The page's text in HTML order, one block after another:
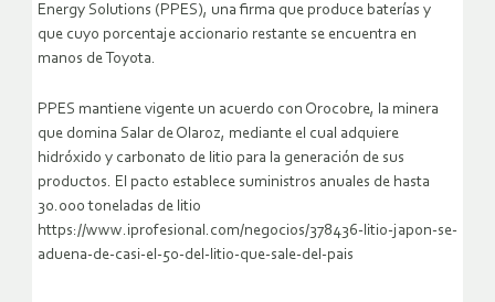
Energy Solutions (PPES), una firma que produce baterías y
que cuyo porcentaje accionario restante se encuentra en
manos de Toyota.
PPES mantiene vigente un acuerdo con Orocobre, la minera
que domina Salar de Olaroz, mediante el cual adquiere
hidróxido y carbonato de litio para la generación de sus
productos. El pacto establece suministros anuales de hasta
30.000 toneladas de litio
https://www.iprofesional.com/negocios/378436-litio-japon-se-
aduena-de-casi-el-50-del-litio-que-sale-del-pais